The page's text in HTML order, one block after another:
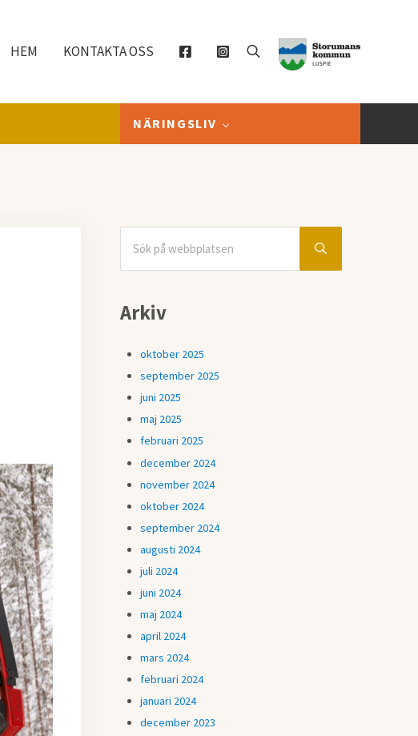
HEM KONTAKTA OSS Sök
NÄRINGSLIV
Sidebar
Submit search
Arkiv
oktober 2025
september 2025
juni 2025
maj 2025
februari 2025
december 2024
november 2024
oktober 2024
september 2024
augusti 2024
juli 2024
juni 2024
maj 2024
april 2024
mars 2024
februari 2024
januari 2024
december 2023